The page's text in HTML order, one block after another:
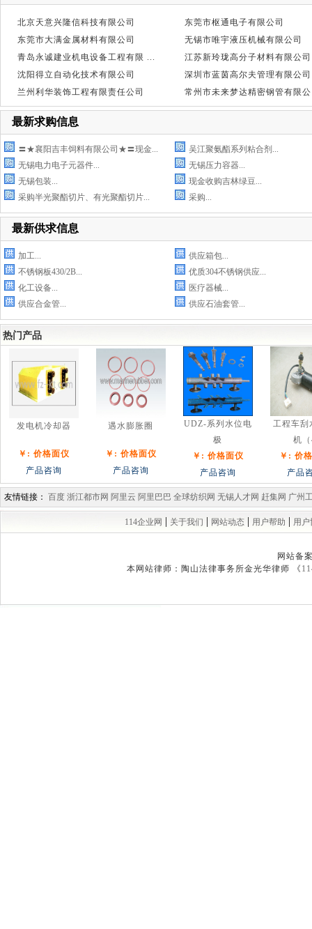
北京天意兴隆信科技有限公司
东莞市枢通电子有限公司
东莞市大满金属材料有限公司
无锡市唯宇液压机械有限公司
青岛永诚建业机电设备工程有限 ...
江苏新玲珑高分子材料有限公司
沈阳得立自动化技术有限公司
深圳市蓝茵高尔夫管理有限公司
兰州利华装饰工程有限责任公司
常州市未来梦达精密钢管有限
最新求购信息
〓★襄阳吉丰饲料有限公司★〓现金...
吴江聚氨酯系列粘合剂...
无锡电力电子元器件...
无锡压力容器...
无锡包装...
现金收购吉林绿豆...
采购半光聚酯切片、有光聚酯切片...
采购...
最新供求信息
加工...
供应箱包...
不锈钢板430/2B...
优质304不锈钢供应...
化工设备...
医疗器械...
供应合金管...
供应石油套管...
热门产品
发电机冷却器
￥: 价格面仪
产品咨询
遇水膨胀圈
￥: 价格面仪
产品咨询
UDZ-系列水位电
极
￥: 价格面仪
产品咨询
工程车刮
机
￥: 价
产品
友情链接： 百度 浙江都市网 阿里云 阿里巴巴 全球纺织网 无锡人才网 赶集网 广州
114企业网 | 关于我们 | 网站动态| 用户帮助 | 用户
网站备
本网站律师：陶山法律事务所金光华律师 《